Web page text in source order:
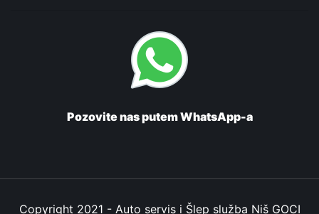
Pozovite nas putem WhatsApp-a
Copyright 2021 - Auto servis i Šlep služba Niš GOCI